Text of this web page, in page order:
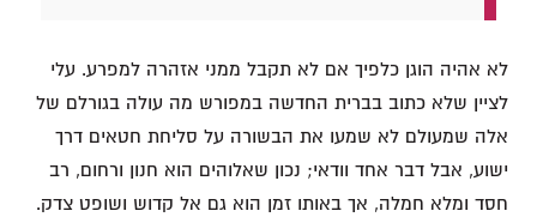
לא אהיה הוגן כלפיך אם לא תקבל ממני אזהרה למפרע. עלי
לציין שלא כתוב בברית החדשה במפורש מה עולה בגורלם של
אלה שמעולם לא שמעו את הבשורה על סליחת חטאים דרך
ישוע, אבל דבר אחד וודאי; נכון שאלוהים הוא חנון ורחום, רב
חסד ומלא חמלה, אך באותו זמן הוא גם אל קדוש ושופט צדק.